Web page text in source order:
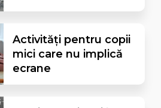
Activități pentru copii
mici care nu implică
ecrane